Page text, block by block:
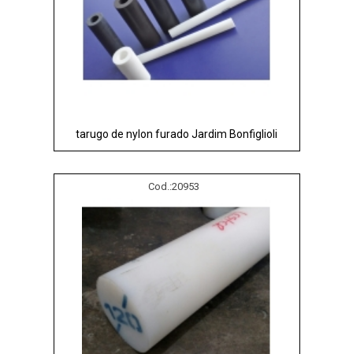
tarugo de nylon furado Jardim Bonfiglioli
Cod.:20953